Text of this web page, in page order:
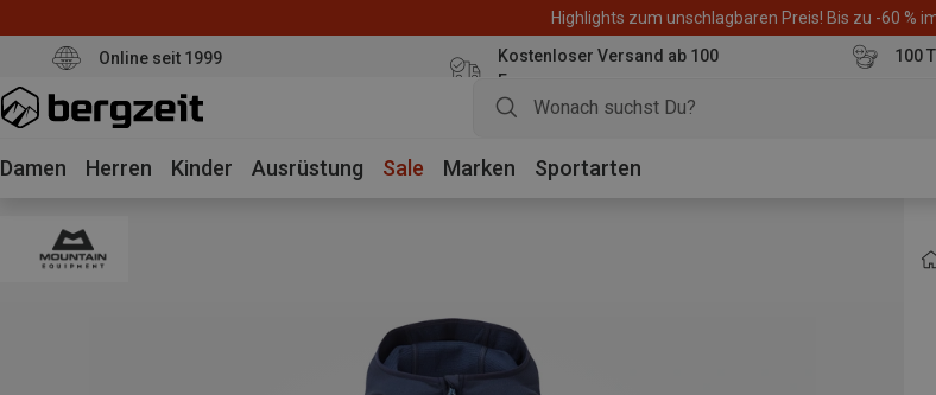
Highlights zum unschlagbaren Preis! Bis zu -60 %
Online seit 1999
Kostenloser Versand ab 100
Euro
100
Damen Herren Kinder Ausrüstung Sale Marken Sportarten